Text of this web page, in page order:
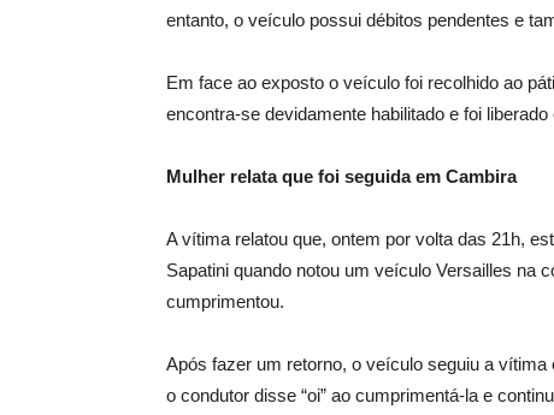
entanto, o veículo possui débitos pendentes e
Em face ao exposto o veículo foi recolhido ao
encontra-se devidamente habilitado e foi liberado
Mulher relata que foi seguida em Cambira
A vítima relatou que, ontem por volta das 21h,
Sapatini quando notou um veículo Versailles na
cumprimentou.
Após fazer um retorno, o veículo seguiu a
o condutor disse “oi” ao cumprimentá-la e